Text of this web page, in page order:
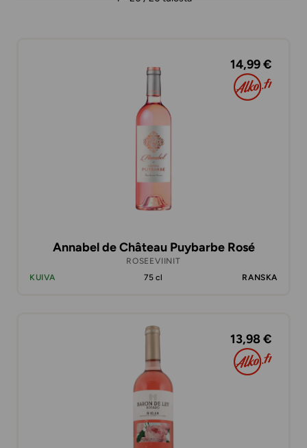
14,99 €
Annabel de Château Puybarbe Rosé
ROSEEVIINIT
KUIVA
75 cl RANSKA
13,98 €